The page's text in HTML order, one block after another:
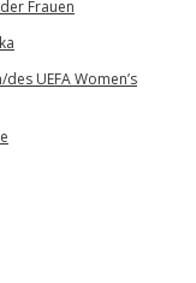
Frauen
UEFA Women’s